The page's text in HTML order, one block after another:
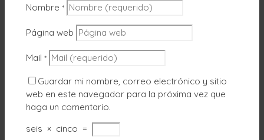
Nombre *
Página web
Mail *
Guardar mi nombre, correo electrónico y sitio
web en este navegador para la próxima vez que
haga un comentario.
seis × cinco =